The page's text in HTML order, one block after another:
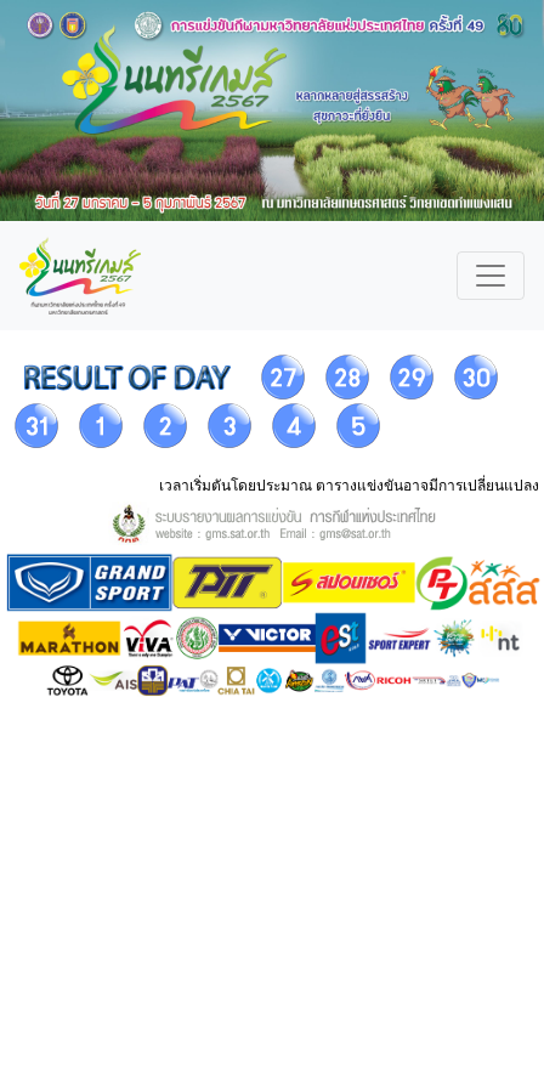
เวลาเริ่มตันโดยประมาณ ตารางแข่งขันอาจมีการเปลี่ยนแปลง